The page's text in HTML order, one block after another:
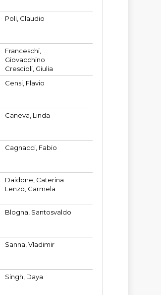
Poli, Claudio
Franceschi,
Giovacchino
Crescioli, Giulia
Censi, Flavio
Caneva, Linda
Cagnacci, Fabio
Daidone, Caterina
Lenzo, Carmela
Blogna, Santosvaldo
Sanna, Vladimir
Singh, Daya